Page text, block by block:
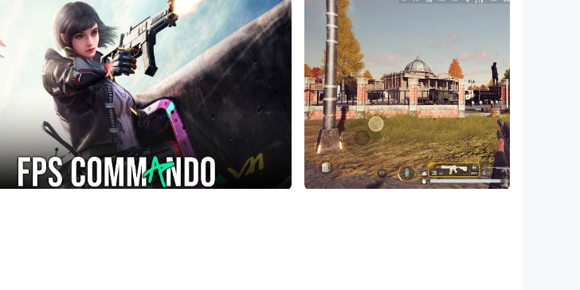
擊隊任務。如果您喜歡在動作遊戲中玩槍手游戲，那麼您已經明白了。您將在這裡找到
擊遊戲中的第一突擊隊。在這場射擊遊戲大戰中，令人上癮的遊戲和現代武器將激發
手機和平板電腦體驗fps遊戲。在離線射擊遊戲中享受最佳戰場遭遇打擊之一。
所有恐怖敵人。 FPS突擊隊遊戲是基於激動人心的故事情節的3D槍戰遊戲的樂趣。真
務遊戲中需要生存，因此請使用您的戰士技能並完成突擊隊冒險。在動作遊戲中，您
戰。因此，請做好準備，您是fps遊戲的特殊戰士，無需擔心射擊遊戲中的敵人。